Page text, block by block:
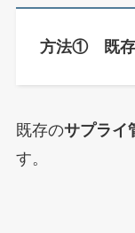
方法① 既
既存のサプライ
す。